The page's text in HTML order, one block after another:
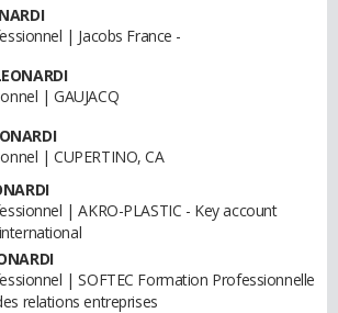
| Jacobs France -
| GAUJACQ
| CUPERTINO, CA
| AKRO-PLASTIC - Key account
| SOFTEC Formation Professionnelle
relations entreprises